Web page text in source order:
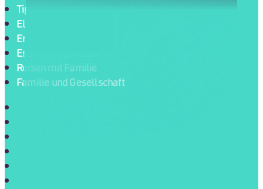
Tipps für Eltern
Eltern und Kinder
Erziehung heute
Essen für Familien
Reisen mit Familie
Familie und Gesellschaft